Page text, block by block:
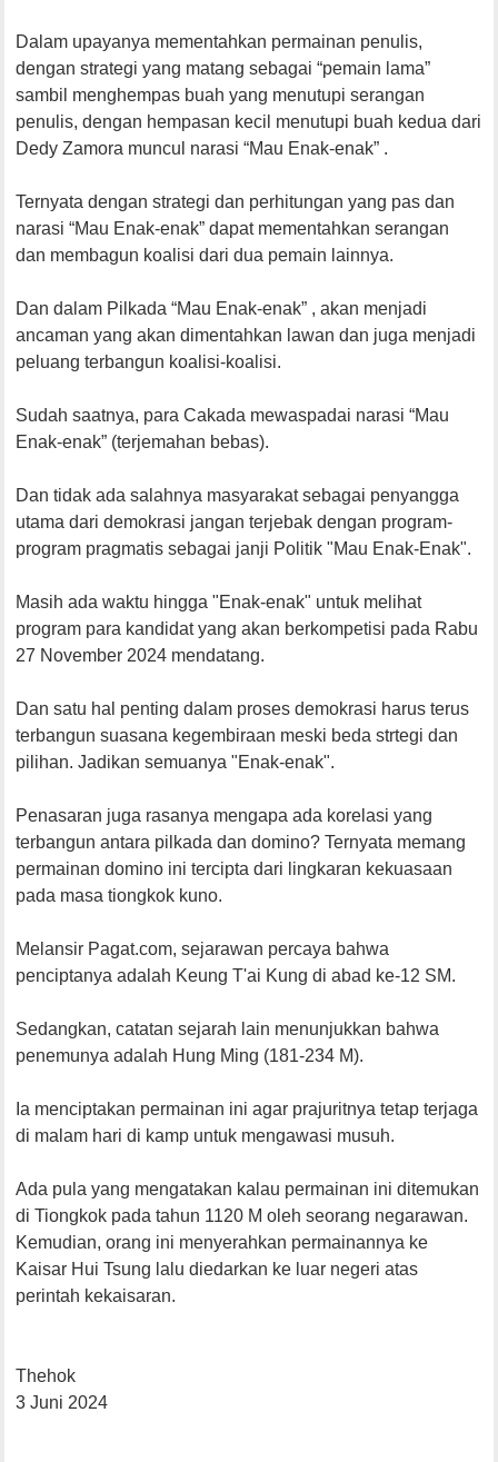
Dalam upayanya mementahkan permainan penulis,
dengan strategi yang matang sebagai “pemain lama”
sambil menghempas buah yang menutupi serangan
penulis, dengan hempasan kecil menutupi buah kedua dari
Dedy Zamora muncul narasi “Mau Enak-enak” .
Ternyata dengan strategi dan perhitungan yang pas dan
narasi “Mau Enak-enak” dapat mementahkan serangan
dan membagun koalisi dari dua pemain lainnya.
Dan dalam Pilkada “Mau Enak-enak” , akan menjadi
ancaman yang akan dimentahkan lawan dan juga menjadi
peluang terbangun koalisi-koalisi.
Sudah saatnya, para Cakada mewaspadai narasi “Mau
Enak-enak” (terjemahan bebas).
Dan tidak ada salahnya masyarakat sebagai penyangga
utama dari demokrasi jangan terjebak dengan program-
program pragmatis sebagai janji Politik "Mau Enak-Enak".
Masih ada waktu hingga "Enak-enak" untuk melihat
program para kandidat yang akan berkompetisi pada Rabu
27 November 2024 mendatang.
Dan satu hal penting dalam proses demokrasi harus terus
terbangun suasana kegembiraan meski beda strtegi dan
pilihan. Jadikan semuanya "Enak-enak".
Penasaran juga rasanya mengapa ada korelasi yang
terbangun antara pilkada dan domino? Ternyata memang
permainan domino ini tercipta dari lingkaran kekuasaan
pada masa tiongkok kuno.
Melansir Pagat.com, sejarawan percaya bahwa
penciptanya adalah Keung T'ai Kung di abad ke-12 SM.
Sedangkan, catatan sejarah lain menunjukkan bahwa
penemunya adalah Hung Ming (181-234 M).
Ia menciptakan permainan ini agar prajuritnya tetap terjaga
di malam hari di kamp untuk mengawasi musuh.
Ada pula yang mengatakan kalau permainan ini ditemukan
di Tiongkok pada tahun 1120 M oleh seorang negarawan.
Kemudian, orang ini menyerahkan permainannya ke
Kaisar Hui Tsung lalu diedarkan ke luar negeri atas
perintah kekaisaran.
Thehok
3 Juni 2024